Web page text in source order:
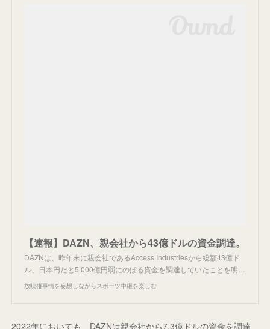
【速報】DAZN、親会社から43億ドルの資金調達。
DAZNは、昨年末に親会社であるAccess Industriesから総額43億ド
ル、日本円だと5,000億円弱にのぼる資金を調達していたことを明…
放映権事情を妄想しながらスポーツ中継を楽しむ
2022年においても、DAZNは親会社から7.3億ドルの資金を調達